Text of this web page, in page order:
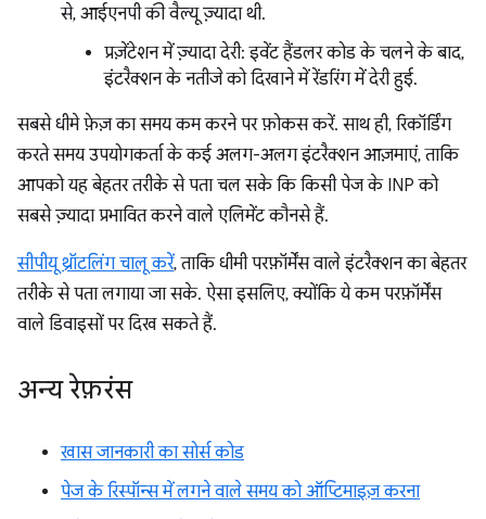
से, आईएनपी की वैल्यू ज़्यादा थी.
प्रज़ेंटेशन में ज़्यादा देरी: इवेंट हैंडलर कोड के चलने के बाद,
इंटरैक्शन के नतीजे को दिखाने में रेंडरिंग में देरी हुई.
सबसे धीमे फ़ेज़ का समय कम करने पर फ़ोकस करें. साथ ही, रिकॉर्डिंग
करते समय उपयोगकर्ता के कई अलग-अलग इंटरैक्शन आज़माएं, ताकि
आपको यह बेहतर तरीके से पता चल सके कि किसी पेज के INP को
सबसे ज़्यादा प्रभावित करने वाले एलिमेंट कौनसे हैं.
सीपीयू थ्रॉटलिंग चालू करें, ताकि धीमी परफ़ॉर्मेंस वाले इंटरैक्शन का बेहतर
तरीके से पता लगाया जा सके. ऐसा इसलिए, क्योंकि ये कम परफ़ॉर्मेंस
वाले डिवाइसों पर दिख सकते हैं.
अन्य रेफ़रंस
खास जानकारी का सोर्स कोड
पेज के रिस्पॉन्स में लगने वाले समय को ऑप्टिमाइज़ करना